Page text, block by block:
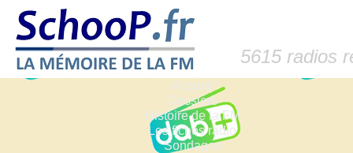
5615 radios
Accueil
Dossiers
Histoire de la FM
Les fiches radio
Sondages